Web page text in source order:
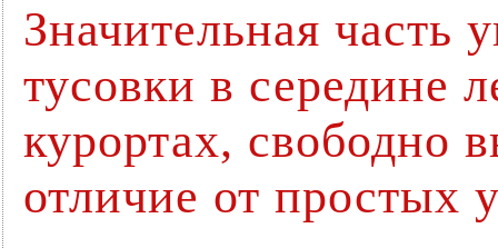
Значительная часть
тусовки в середине
курортах, свободно
отличие от простых